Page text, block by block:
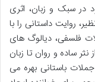
سبک و زبان، اثری
روایت داستانی را با
فلسفی، دیالوگ های
ساده و روان تا زبان
باستانی بهره می